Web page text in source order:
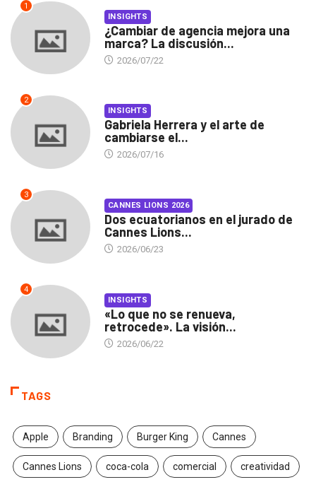
1
INSIGHTS
¿Cambiar de agencia mejora una
marca? La discusión...
2026/07/22
2
INSIGHTS
Gabriela Herrera y el arte de
cambiarse el...
2026/07/16
3
CANNES LIONS 2026
Dos ecuatorianos en el jurado de
Cannes Lions...
2026/06/23
4
INSIGHTS
«Lo que no se renueva,
retrocede». La visión...
2026/06/22
TAGS
Apple Branding Burger King Cannes
Cannes Lions coca-cola comercial creatividad